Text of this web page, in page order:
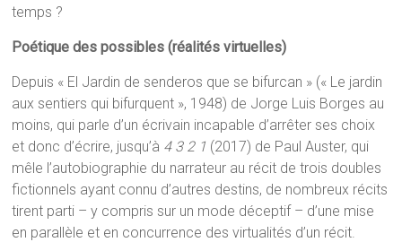
temps ?
Poétique des possibles (réalités virtuelles)
Depuis « El Jardin de senderos que se bifurcan » (« Le jardin
aux sentiers qui bifurquent », 1948) de Jorge Luis Borges au
moins, qui parle d’un écrivain incapable d’arrêter ses choix
et donc d’écrire, jusqu’à 4 3 2 1 (2017) de Paul Auster, qui
mêle l’autobiographie du narrateur au récit de trois doubles
fictionnels ayant connu d’autres destins, de nombreux récits
tirent parti – y compris sur un mode déceptif – d’une mise
en parallèle et en concurrence des virtualités d’un récit.